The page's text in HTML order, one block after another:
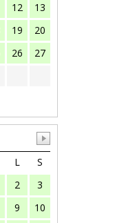
12
13
19
20
26
27
L
S
2
3
9
10